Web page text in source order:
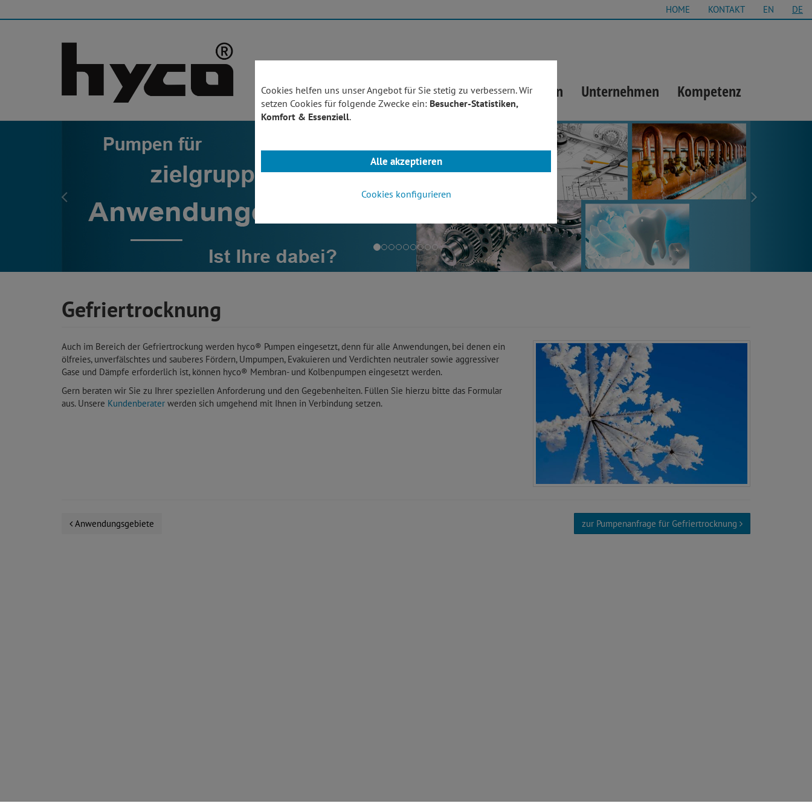
Produktübersicht Technologien Unternehmen Kompetenz
DE
EN
KONTAKT
HOME
Gefriertrocknung
Auch im Bereich der Gefriertrockung werden hyco® Pumpen eingesetzt, denn für alle Anwendungen, bei denen ein
ölfreies, unverfälschtes und sauberes Fördern, Umpumpen, Evakuieren und Verdichten neutraler sowie aggressiver
Gase und Dämpfe erforderlich ist, können hyco® Membran- und Kolbenpumpen eingesetzt werden.
Gern beraten wir Sie zu Ihrer speziellen Anforderung und den Gegebenheiten. Füllen Sie hierzu bitte das Formular
aus. Unsere Kundenberater werden sich umgehend mit Ihnen in Verbindung setzen.
Anwendungsgebiete zur Pumpenanfrage für Gefriertrocknung
Cookies helfen uns unser Angebot für Sie stetig zu verbessern. Wir
setzen Cookies für folgende Zwecke ein: Besucher-Statistiken,
Komfort & Essenziell.
Cookies konfigurieren
Alle akzeptieren